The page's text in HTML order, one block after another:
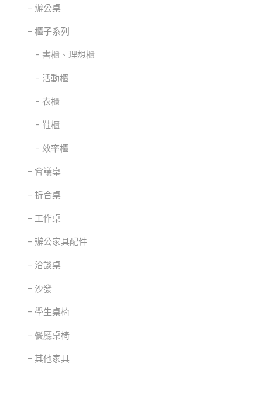
辦公桌
櫃子系列
書櫃、理想櫃
活動櫃
衣櫃
鞋櫃
效率櫃
會議桌
折合桌
工作桌
辦公家具配件
洽談桌
沙發
學生桌椅
餐廳桌椅
其他家具